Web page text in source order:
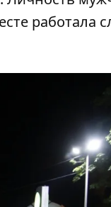
работала